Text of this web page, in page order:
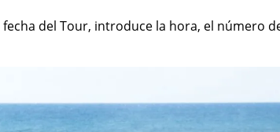
fecha del Tour, introduce la hora, el número